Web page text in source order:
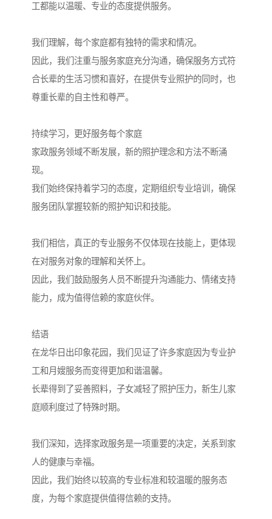
工都能以温暖、专业的态度提供服务。
我们理解，每个家庭都有独特的需求和情况。
因此，我们注重与服务家庭充分沟通，确保服务方式符
合长辈的生活习惯和喜好，在提供专业照护的同时，也
尊重长辈的自主性和尊严。
持续学习，更好服务每个家庭
家政服务领域不断发展，新的照护理念和方法不断涌
现。
我们始终保持着学习的态度，定期组织专业培训，确保
服务团队掌握较新的照护知识和技能。
我们相信，真正的专业服务不仅体现在技能上，更体现
在对服务对象的理解和关怀上。
因此，我们鼓励服务人员不断提升沟通能力、情绪支持
能力，成为值得信赖的家庭伙伴。
结语
在龙华日出印象花园，我们见证了许多家庭因为专业护
工和月嫂服务而变得更加和谐温馨。
长辈得到了妥善照料，子女减轻了照护压力，新生儿家
庭顺利度过了特殊时期。
我们深知，选择家政服务是一项重要的决定，关系到家
人的健康与幸福。
因此，我们始终以较高的专业标准和较温暖的服务态
度，为每个家庭提供值得信赖的支持。